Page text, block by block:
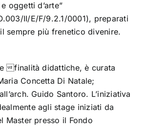
oggetti d’arte”
II/E/F/9.2.1/0001), preparati
sempre più frenetico divenire.
finalità didattiche, è curata
Concetta Di Natale;
Guido Santoro. L’iniziativa
agli stage iniziati da
Master presso il Fondo